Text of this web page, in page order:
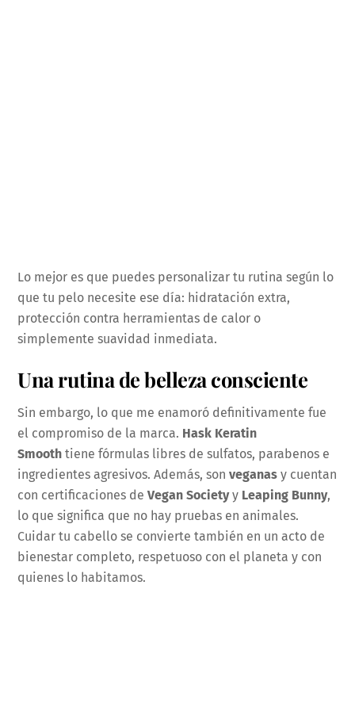
Lo mejor es que puedes personalizar tu rutina según lo
que tu pelo necesite ese día: hidratación extra,
protección contra herramientas de calor o
simplemente suavidad inmediata.
Una rutina de belleza consciente
Sin embargo, lo que me enamoró definitivamente fue
el compromiso de la marca. Hask Keratin
Smooth tiene fórmulas libres de sulfatos, parabenos e
ingredientes agresivos. Además, sonveganas y cuentan
con certificaciones deVegan Societyy Leaping Bunny,
lo que significa que no hay pruebas en animales.
Cuidar tu cabello se convierte también en un acto de
bienestar completo, respetuoso con el planeta y con
quienes lo habitamos.